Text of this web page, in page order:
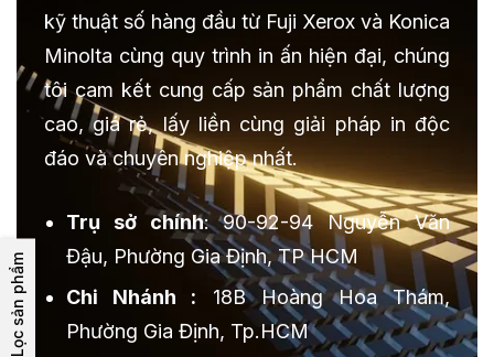
Lọc sản phẩm
kỹ thuật số hàng đầu từ Fuji Xerox và Konica
Minolta cùng quy trình in ấn hiện đại, chúng
tôi cam kết cung cấp sản phẩm chất lượng
cao, giá rẻ, lấy liền cùng giải pháp in độc
đáo và chuyên nghiệp nhất.
Trụ sở chính: 90-92-94 Nguyễn Văn
Đậu, Phường Gia Định, TP HCM
Chi Nhánh : 18B Hoàng Hoa Thám,
Phường Gia Định, Tp.HCM